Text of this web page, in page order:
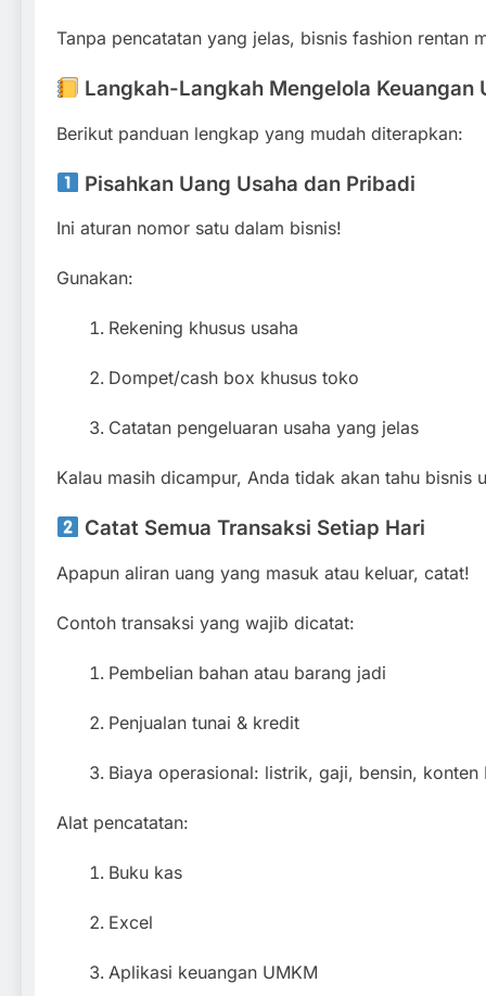
Tanpa pencatatan yang jelas, bisnis fashion rentan
Langkah-Langkah Mengelola Keuangan
Berikut panduan lengkap yang mudah diterapkan:
Pisahkan Uang Usaha dan Pribadi
Ini aturan nomor satu dalam bisnis!
Gunakan:
Rekening khusus usaha
Dompet/cash box khusus toko
Catatan pengeluaran usaha yang jelas
Kalau masih dicampur, Anda tidak akan tahu bisnis
Catat Semua Transaksi Setiap Hari
Apapun aliran uang yang masuk atau keluar, catat!
Contoh transaksi yang wajib dicatat:
Pembelian bahan atau barang jadi
Penjualan tunai & kredit
Biaya operasional: listrik, gaji, bensin, konten
Alat pencatatan:
Buku kas
Excel
Aplikasi keuangan UMKM